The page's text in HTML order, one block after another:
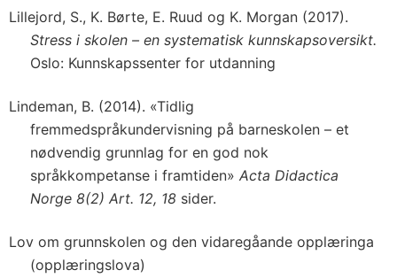
Lillejord, S., K. Børte, E. Ruud og K. Morgan (2017).
Stress i skolen – en systematisk kunnskapsoversikt.
Oslo: Kunnskapssenter for utdanning
Lindeman, B. (2014). «Tidlig
fremmedspråkundervisning på barneskolen – et
nødvendig grunnlag for en god nok
språkkompetanse i framtiden» Acta Didactica
Norge 8(2) Art. 12, 18 sider.
Lov om grunnskolen og den vidaregåande opplæringa
(opplæringslova)